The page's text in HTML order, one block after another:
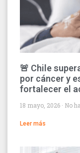
🚨 Chile
por cáncer y
fortalecer el
18 mayo, 2026 No
Leer más